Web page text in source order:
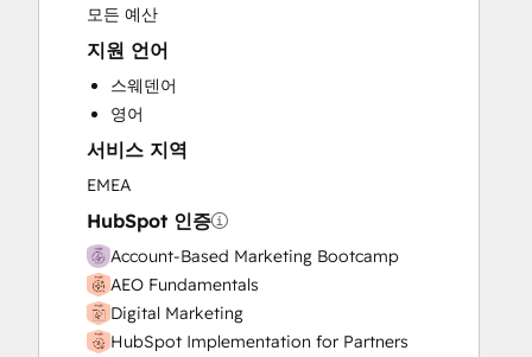
모든 예산
지원 언어
스웨덴어
영어
서비스 지역
EMEA
HubSpot 인증
Account-Based Marketing Bootcamp
AEO Fundamentals
Digital Marketing
HubSpot Implementation for Partners